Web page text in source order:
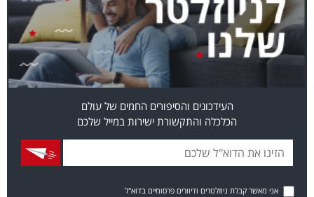
העידכונים והסיפורים החמים של עולם
הכלכלה והתקשורת ישירות במייל שלכם
אני מאשר קבלת ניוזלטרים ודיוורים פרסומיים בדוא"ל